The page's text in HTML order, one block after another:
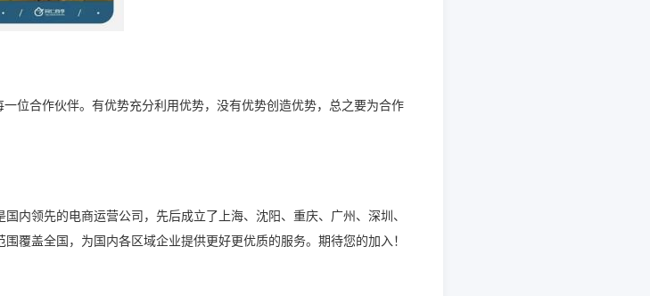
位合作伙伴。有优势充分利用优势，没有优势创造优势，总之要为合作
内领先的电商运营公司，先后成立了上海、沈阳、重庆、广州、深圳、
围覆盖全国，为国内各区域企业提供更好更优质的服务。期待您的加入！